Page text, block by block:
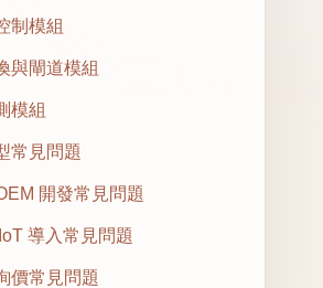
制模組
與閘道模組
模組
常見問題
開發常見問題
導入常見問題
價常見問題